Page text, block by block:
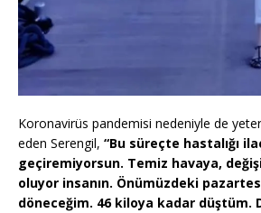
Koronavirüs pandemisi nedeniyle de
eden Serengil, “Bu süreçte hastalığı
geçiremiyorsun. Temiz havaya,
oluyor insanın. Önümüzdeki
döneceğim. 46 kiloya kadar düştüm.